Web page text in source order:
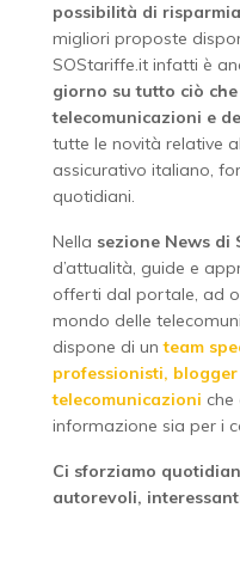
possibilità di
migliori proposte
SOStariffe.it infatti è
giorno su tutto ciò
telecomunicazioni e
tutte le novità relative
assicurativo italiano,
quotidiani.
Nella sezione News di
d’attualità, guide e
offerti dal portale, ad
mondo delle
dispone di unteam
professionisti,
telecomunicazioni
informazione sia per i
Ci sforziamo
autorevoli,